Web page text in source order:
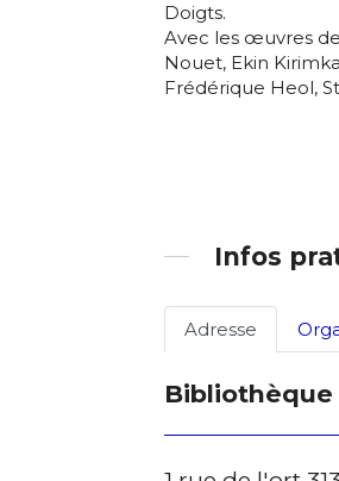
Doigts.
Avec les œuvres
Nouet, Ekin
Frédérique Heol,
Infos
Adresse
Bibliothèque